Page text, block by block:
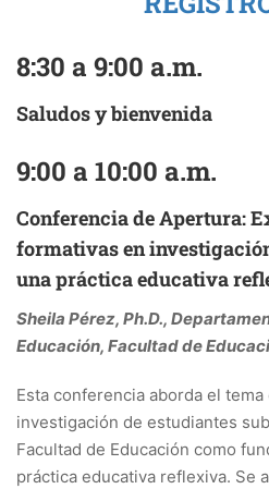
8:30 a 9:00 a.m.
Saludos y bienvenida
9:00 a 10:00 a.m.
Conferencia de Apertura:
formativas en
una práctica educativa
Sheila Pérez, Ph.D.,
Educación, Facultad de
Esta conferencia aborda el
investigación de estudiantes
Facultad de Educación como
práctica educativa reflexiva. Se